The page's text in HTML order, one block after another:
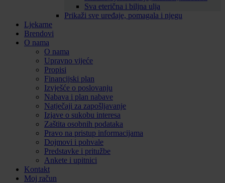
Sva eterična i biljna ulja
Prikaži sve uređaje, pomagala i njegu
Ljekarne
Brendovi
O nama
O nama
Upravno vijeće
Propisi
Financijski plan
Izvješće o poslovanju
Nabava i plan nabave
Natječaji za zapošljavanje
Izjave o sukobu interesa
Zaštita osobnih podataka
Pravo na pristup informacijama
Dojmovi i pohvale
Predstavke i pritužbe
Ankete i upitnici
Kontakt
Moj račun